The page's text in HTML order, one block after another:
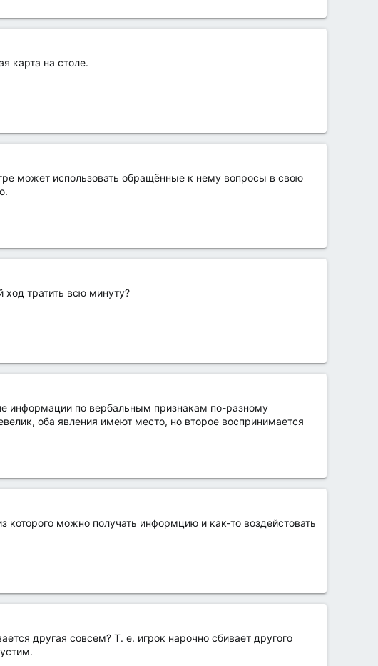
карта на столе.
может использовать обращённые к нему вопросы в свою
тратить всю минуту?
информации по вербальным признакам по-разному
оба явления имеют место, но второе воспринимается
можно получать информцию и как-то воздейстовать
другая совсем? Т. е. игрок нарочно сбивает другого